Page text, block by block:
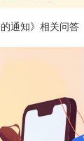
通知》相关问答